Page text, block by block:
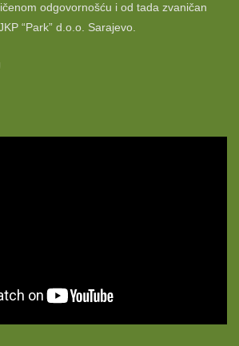
odgovornošću i od tada zvaničan
“Park” d.o.o. Sarajevo.